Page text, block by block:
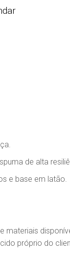
de alta
e base em latão.
materiais
próprio do